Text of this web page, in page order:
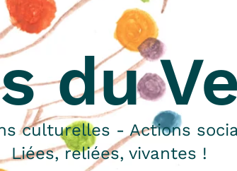
du
culturelles - Actions
Liées, reliées, vivantes !